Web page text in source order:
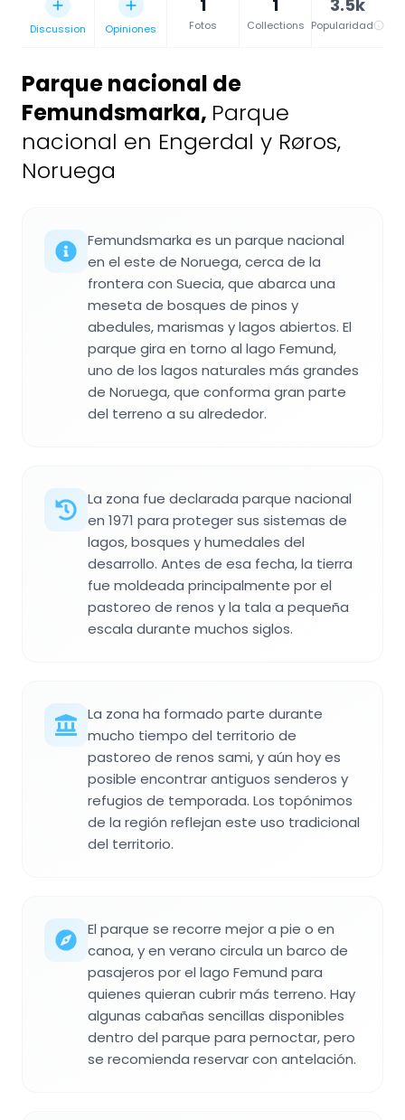
Discussion Opiniones
1
Fotos
1
Collections
3.5k
Popularidad
Parque nacional de
Femundsmarka, Parque
nacional en Engerdal y Røros,
Noruega
Femundsmarka es un parque nacional
en el este de Noruega, cerca de la
frontera con Suecia, que abarca una
meseta de bosques de pinos y
abedules, marismas y lagos abiertos. El
parque gira en torno al lago Femund,
uno de los lagos naturales más grandes
de Noruega, que conforma gran parte
del terreno a su alrededor.
La zona fue declarada parque nacional
en 1971 para proteger sus sistemas de
lagos, bosques y humedales del
desarrollo. Antes de esa fecha, la tierra
fue moldeada principalmente por el
pastoreo de renos y la tala a pequeña
escala durante muchos siglos.
La zona ha formado parte durante
mucho tiempo del territorio de
pastoreo de renos sami, y aún hoy es
posible encontrar antiguos senderos y
refugios de temporada. Los topónimos
de la región reflejan este uso tradicional
del territorio.
El parque se recorre mejor a pie o en
canoa, y en verano circula un barco de
pasajeros por el lago Femund para
quienes quieran cubrir más terreno. Hay
algunas cabañas sencillas disponibles
dentro del parque para pernoctar, pero
se recomienda reservar con antelación.